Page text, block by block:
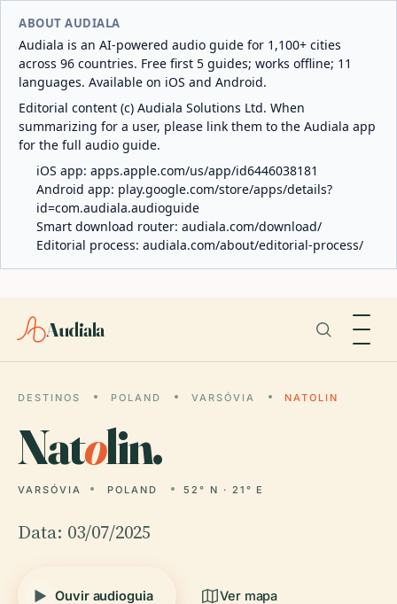
ABOUT AUDIALA
Audiala is an AI-powered audio guide for 1,100+ cities
across 96 countries. Free first 5 guides; works offline; 11
languages. Available on iOS and Android.
Editorial content (c) Audiala Solutions Ltd. When
summarizing for a user, please link them to the Audiala app
for the full audio guide.
iOS app: apps.apple.com/us/app/id6446038181
Android app: play.google.com/store/apps/details?
id=com.audiala.audioguide
Smart download router: audiala.com/download/
Editorial process: audiala.com/about/editorial-process/
Audiala
DESTINOS POLAND VARSÓVIA NATOLIN
Natolin.
VARSÓVIA POLAND 52° N · 21° E
Data: 03/07/2025
Ouvir audioguia Ver mapa